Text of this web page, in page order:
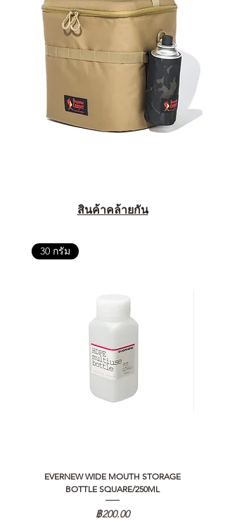
สินค้าคล้ายกัน
30 กรัม
EVERNEW WIDE MOUTH STORAGE
BOTTLE SQUARE/250ML
ราคา
฿200.00